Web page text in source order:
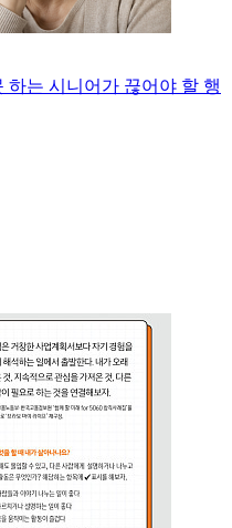
하는 시니어가 끊어야 할 행